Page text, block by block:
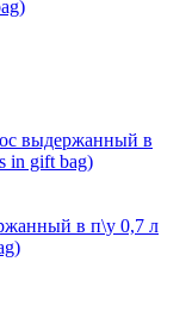
в п\у 0,7 л